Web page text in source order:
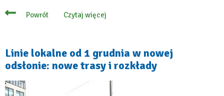
Powrót Czytaj więcej
o
publicznej
–
gmina
trzyma
Linie lokalne od 1 grudnia w nowej
odsłonie: nowe trasy i rozkłady